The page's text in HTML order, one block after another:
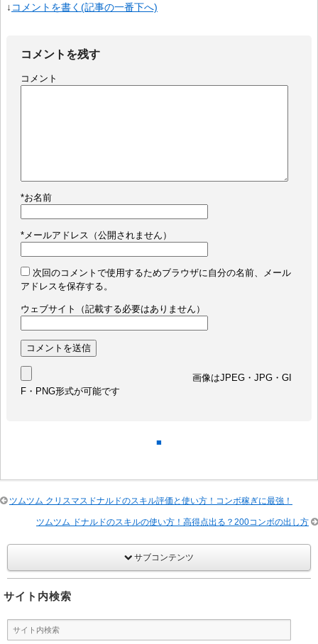
↓ コメントを書く(記事の一番下へ)
コメントを残す
コメント
*お名前
* メールアドレス（公開されません）
次回のコメントで使用するためブラウザに自分の名前、メール
アドレスを保存する。
ウェブサイト（記載する必要はありません）
画像はJPEG・JPG・GI
F・PNG形式が可能です
■
ツムツム クリスマスドナルドのスキル評価と使い方！コンボ稼ぎに最強！
ツムツム ドナルドのスキルの使い方！高得点出る？200コンボの出し方
サブコンテンツ
サイト内検索